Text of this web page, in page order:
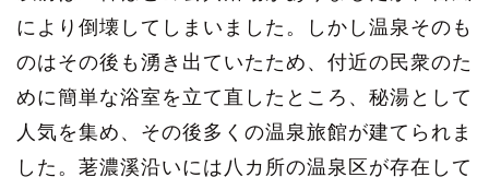
により倒壊してしまいました。しかし温泉そのも
のはその後も湧き出ていたため、付近の民衆のた
めに簡単な浴室を立て直したところ、秘湯として
人気を集め、その後多くの温泉旅館が建てられま
した。荖濃溪沿いには八カ所の温泉区が存在して